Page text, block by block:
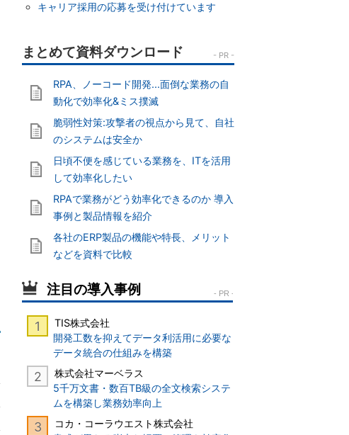
キャリア採用の応募を受け付けています
RPA、ノーコード開発...面倒な業務の自
動化で効率化&ミス撲滅
脆弱性対策:攻撃者の視点から見て、自社
のシステムは安全か
日頃不便を感じている業務を、ITを活用
して効率化したい
RPAで業務がどう効率化できるのか 導入
事例と製品情報を紹介
各社のERP製品の機能や特長、メリット
などを資料で比較